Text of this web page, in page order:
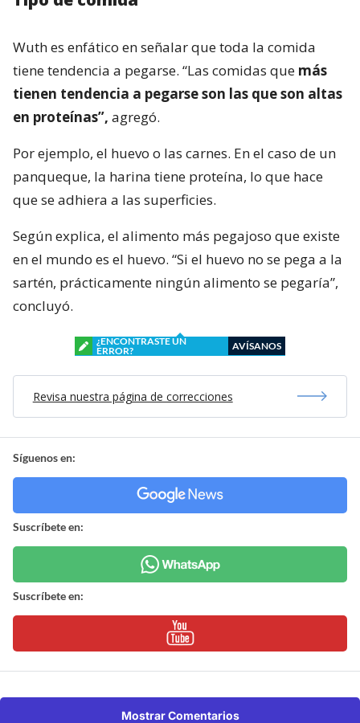
Wuth es enfático en señalar que toda la comida
tiene tendencia a pegarse. “Las comidas que más
tienen tendencia a pegarse son las que son altas
en proteínas”, agregó.
Por ejemplo, el huevo o las carnes. En el caso de un
panqueque, la harina tiene proteína, lo que hace
que se adhiera a las superficies.
Según explica, el alimento más pegajoso que existe
en el mundo es el huevo. “Si el huevo no se pega a la
sartén, prácticamente ningún alimento se pegaría”,
concluyó.
¿ENCONTRASTE UN
ERROR?
AVÍSANOS
Revisa nuestra página de correcciones
Síguenos en:
Suscríbete en:
Suscríbete en:
Mostrar Comentarios